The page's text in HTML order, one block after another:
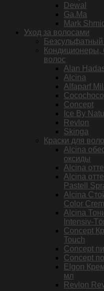
Dewal
Ga.Ma
Mark
Уход за волосами
Безсульфатный
Кондиционеры,
волос
Alan
Alcina
Alfaparf
Cocochoco
Concept
Ice By
Revlon
Skinga
Краски для
Alcina
оксиды
Alcina
Alcina
Pastell
Alcina
Color
Alcina
Intensiv-
Concept
Touch
Concept
Concept
Elgon
мл
Revlon